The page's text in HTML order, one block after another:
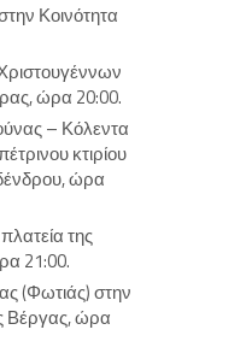
Κοινότητα
ώρα 20:00.
– Κόλεντα
κτιρίου
ώρα
της
21:00.
(Φωτιάς) στην
Βέργας, ώρα